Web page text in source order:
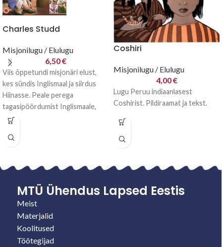
Charles Studd
Misjonilugu / Elulugu
6,50€
Viis õppetundi misjonäri elust,
kes sündis Inglismaal ja siirdus
Hiinasse. Peale perega
tagasipöördumist Inglismaale,
läksid nad peagi Indiasse ja
Coshiri
Misjonilugu / Elulugu
4,00€
Lugu Peruu indiaanlasest
Coshirist. Pildiraamat ja tekst.
MTÜ Ühendus Lapsed Eestis
Meist
Materjalid
Koolitused
Töötegijad